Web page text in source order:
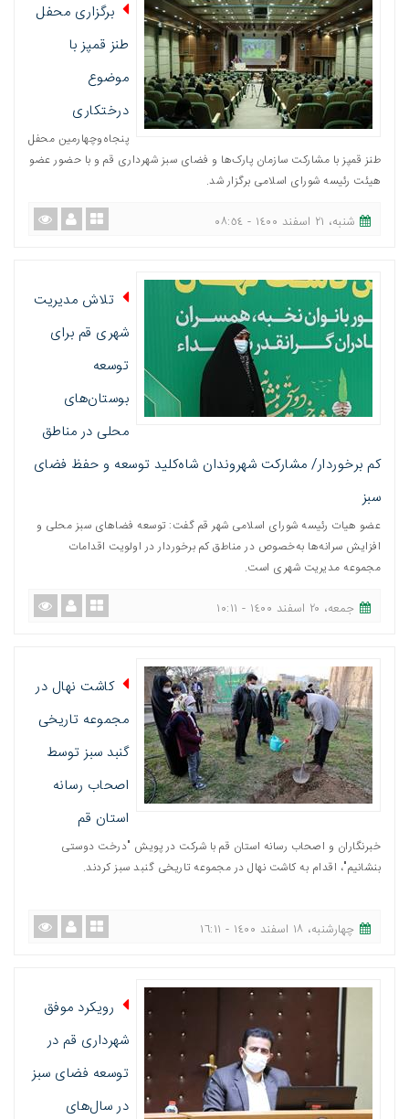
برگزاری محفل
طنز قمپز با
موضوع
درختکاری
پنجاه‌وچهارمین محفل
طنز قمپز با مشارکت سازمان پارک‌ها و فضای سبز شهرداری قم و با حضور عضو
هیئت رئیسه شورای اسلامی برگزار شد.
شنبه، ٢١ اسفند ١٤٠٠ - ٠٨:٥٤
تلاش مدیریت
شهری قم برای
توسعه
بوستان‌های
محلی در مناطق
کم برخوردار/ مشارکت شهروندان شاه‌کلید توسعه و حفظ فضای
سبز
عضو هیات رئیسه شورای اسلامی شهر قم گفت: توسعه فضاهای سبز محلی و
افزایش سرانه‌ها به‌خصوص در مناطق کم برخوردار در اولویت اقدامات
مجموعه مدیریت شهری است.
جمعه، ٢٠ اسفند ١٤٠٠ - ١٠:١١
کاشت نهال در
مجموعه تاریخی
گنبد سبز توسط
اصحاب رسانه
استان قم
خبرنگاران و اصحاب رسانه استان قم با شرکت در پویش "درخت دوستی
بنشانیم"، اقدام به کاشت نهال در مجموعه تاریخی گنبد سبز کردند.
چهارشنبه، ١٨ اسفند ١٤٠٠ - ١٦:١١
رویکرد موفق
شهرداری قم در
توسعه فضای سبز
در سال‌های